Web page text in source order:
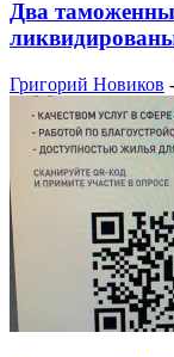
Два
Григорий Новиков -